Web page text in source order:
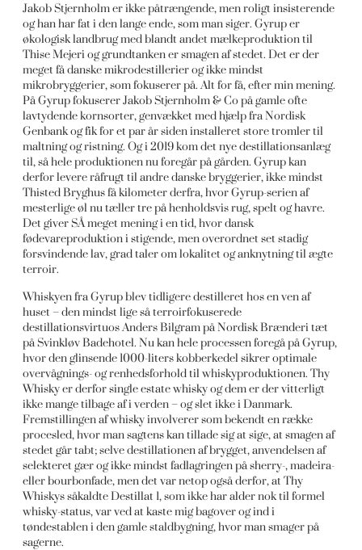
Jakob Stjernholm er ikke påtrængende, men roligt insisterende
og han har fat i den lange ende, som man siger. Gyrup er
økologisk landbrug med blandt andet mælkeproduktion til
Thise Mejeri og grundtanken er smagen af stedet. Det er der
meget få danske mikrodestillerier og ikke mindst
mikrobryggerier, som fokuserer på. Alt for få, efter min mening.
På Gyrup fokuserer Jakob Stjernholm & Co på gamle ofte
lavtydende kornsorter, genvækket med hjælp fra Nordisk
Genbank og fik for et par år siden installeret store tromler til
maltning og ristning. Og i 2019 kom det nye destillationsanlæg
til, så hele produktionen nu foregår på gården. Gyrup kan
derfor levere råfrugt til andre danske bryggerier, ikke mindst
Thisted Bryghus få kilometer derfra, hvor Gyrup-serien af
mesterlige øl nu tæller tre på henholdsvis rug, spelt og havre.
Det giver SÅ meget mening i en tid, hvor dansk
fødevareproduktion i stigende, men overordnet set stadig
forsvindende lav, grad taler om lokalitet og anknytning til ægte
terroir.
Whiskyen fra Gyrup blev tidligere destilleret hos en ven af
huset – den mindst lige så terroirfokuserede
destillationsvirtuos Anders Bilgram på Nordisk Brænderi tæt
på Svinkløv Badehotel. Nu kan hele processen foregå på Gyrup,
hvor den glinsende 1000-liters kobberkedel sikrer optimale
overvågnings- og renhedsforhold til whiskyproduktionen. Thy
Whisky er derfor single estate whisky og dem er der vitterligt
ikke mange tilbage af i verden – og slet ikke i Danmark.
Fremstillingen af whisky involverer som bekendt en række
procesled, hvor man sagtens kan tillade sig at sige, at smagen af
stedet går tabt; selve destillationen af brygget, anvendelsen af
selekteret gær og ikke mindst fadlagringen på sherry-, madeira-
eller bourbonfade, men det var netop også derfor, at Thy
Whiskys såkaldte Destillat 1, som ikke har alder nok til formel
whisky-status, var ved at kaste mig bagover og ind i
tøndestablen i den gamle staldbygning, hvor man smager på
sagerne.